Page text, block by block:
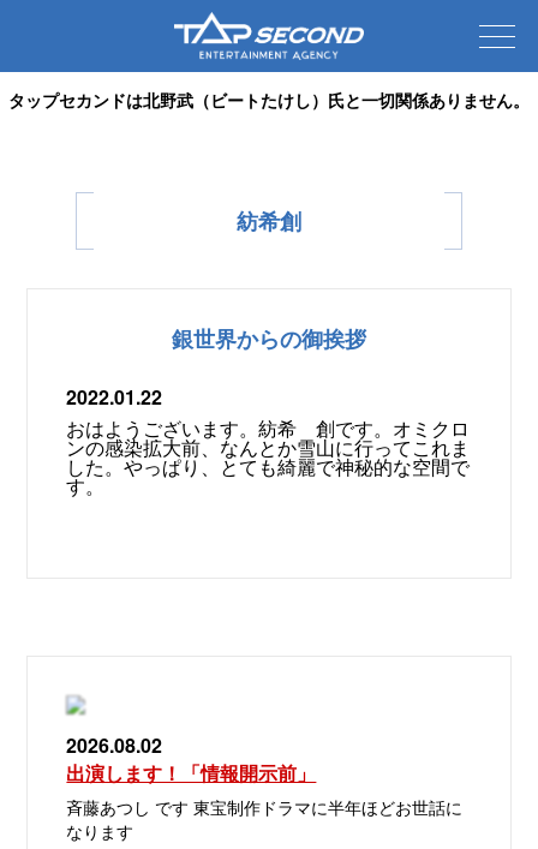
タップセカンドは北野武（ビートたけし）氏と一切関係ありません。
紡希創
銀世界からの御挨拶
2022.01.22
おはようございます。紡希 創です。オミクロ
ンの感染拡大前、なんとか雪山に行ってこれま
した。やっぱり、とても綺麗で神秘的な空間で
す。
2026.08.02
出演します！「情報開示前」
斉藤あつし です 東宝制作ドラマに半年ほどお世話に
なります